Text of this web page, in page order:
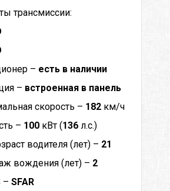
трансмиссии:
– есть в наличии
– встроенная в панель
скорость – 182 км/ч
– 100 кВт (136 л.с.)
водителя (лет) – 21
вождения (лет) – 2
– SFAR